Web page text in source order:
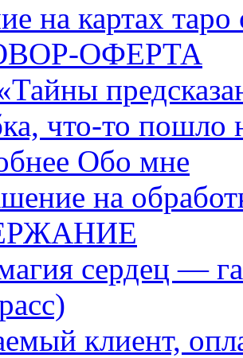
на картах
ОФЕРТА
что-то пошло
Обо мне
на
сердец —
клиент,